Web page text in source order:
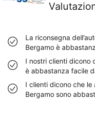
La riconsegna
Bergamo è
I nostri clienti dicono
è abbastanza facile
I clienti dicono che
Bergamo sono